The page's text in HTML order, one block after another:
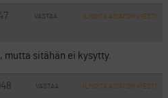
VASTAA ILMOITA ASIATON VIESTI
mutta sitähän ei kysytty.
VASTAA ILMOITA ASIATON VIESTI